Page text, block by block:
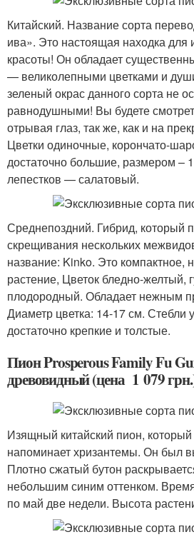
Китайский. Название сорта
ива». Это настоящая находка для
красоты! Он обладает
— великолепными цветками и
зеленый окрас данного сорта не
равнодушными! Вы будете
отрывая глаз, так же, как и на
Цветки одиночные, корончато-
достаточно большие, размером –
лепестков — салатовый.
Среднепоздний. Гибрид, который
скрещивания нескольких
название: Kinko. Это компактное,
растение, Цветок бледно-желтый,
плодородный. Обладает нежным
Диаметр цветка: 14-17 см. Стебли
достаточно крепкие и толстые.
Пион Prosperous Family Fu
древовидный (цена 1 079
Изящный китайский пион,
напоминает хризантемы. Он был
Плотно сжатый бутон
небольшим синим оттенком.
по май две недели. Высота